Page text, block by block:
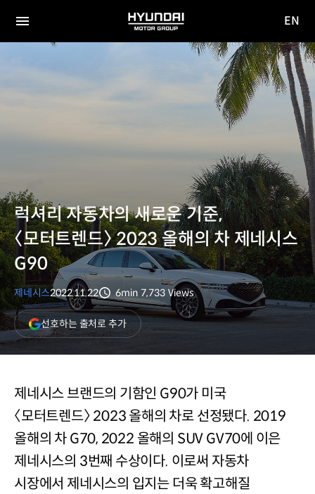
전체
HYUNDAI
MOTOR
사이
이동
EN
럭셔리 자동차의 새로운 기준,
〈모터트렌드〉 2023 올해의 차 제네시스
G90
제네시스2022.11.22
분량
6min
조회수
7,733 Views
선호하는 출처로 추가(새
창
열림)
제네시스 브랜드의 기함인 G90가 미국
〈모터트렌드〉 2023 올해의 차로 선정됐다. 2019
올해의 차 G70, 2022 올해의 SUV GV70에 이은
제네시스의 3번째 수상이다. 이로써 자동차
시장에서 제네시스의 입지는 더욱 확고해질